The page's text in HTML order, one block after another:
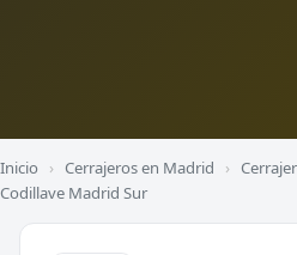
Inicio › Cerrajeros en Madrid ›
Codillave Madrid Sur